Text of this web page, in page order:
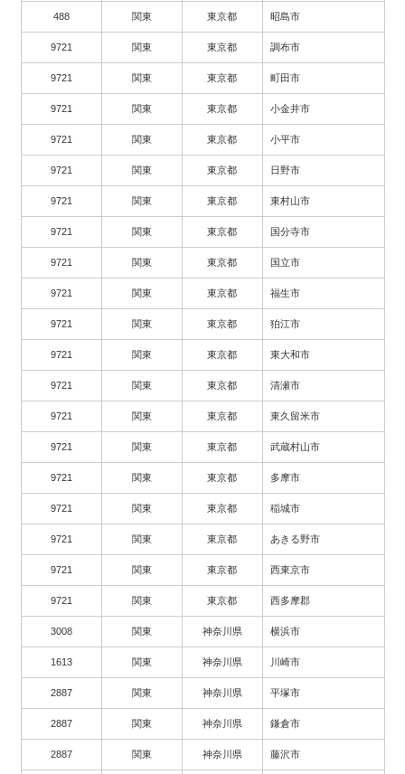
488 関東 東京都 昭島市
9721 関東 東京都 調布市
9721 関東 東京都 町田市
9721 関東 東京都 小金井市
9721 関東 東京都 小平市
9721 関東 東京都 日野市
9721 関東 東京都 東村山市
9721 関東 東京都 国分寺市
9721 関東 東京都 国立市
9721 関東 東京都 福生市
9721 関東 東京都 狛江市
9721 関東 東京都 東大和市
9721 関東 東京都 清瀬市
9721 関東 東京都 東久留米市
9721 関東 東京都 武蔵村山市
9721 関東 東京都 多摩市
9721 関東 東京都 稲城市
9721 関東 東京都 あきる野市
9721 関東 東京都 西東京市
9721 関東 東京都 西多摩郡
3008 関東 神奈川県 横浜市
1613 関東 神奈川県 川崎市
2887 関東 神奈川県 平塚市
2887 関東 神奈川県 鎌倉市
2887 関東 神奈川県 藤沢市